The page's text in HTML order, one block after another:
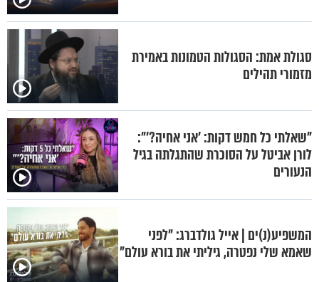
סגולת אמת: הסגולות הטמונות באמירת
מזמורי תהילים
"שאלתי כל חמש דקות: 'אני אחיה?'":
לורן אביטל על הסוכרת שהתגלתה בגיל
הנעורים
המשפיע(נ)ים | אייל גולדברג: "לפני
שאמא שלי נפטרה, גיליתי את בורא עולם"